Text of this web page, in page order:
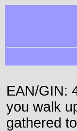
EAN/GIN:
you walk
gathered